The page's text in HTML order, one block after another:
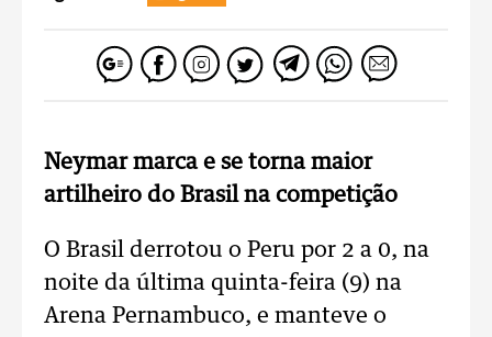
Neymar marca e se torna maior
artilheiro do Brasil na competição
O Brasil derrotou o Peru por 2 a 0, na
noite da última quinta-feira (9) na
Arena Pernambuco, e manteve o